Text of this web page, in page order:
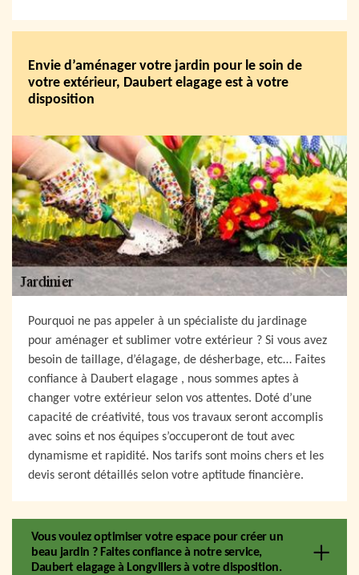
Envie d’aménager votre jardin pour le soin de
votre extérieur, Daubert elagage est à votre
disposition
Pourquoi ne pas appeler à un spécialiste du jardinage
pour aménager et sublimer votre extérieur ? Si vous avez
besoin de taillage, d’élagage, de désherbage, etc… Faites
confiance à Daubert elagage , nous sommes aptes à
changer votre extérieur selon vos attentes. Doté d’une
capacité de créativité, tous vos travaux seront accomplis
avec soins et nos équipes s’occuperont de tout avec
dynamisme et rapidité. Nos tarifs sont moins chers et les
devis seront détaillés selon votre aptitude financière.
Vous voulez optimiser votre espace pour créer un
beau jardin ? Faites confiance à notre service,
Daubert elagage à Longvillers à votre disposition.